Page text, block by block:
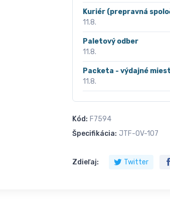
Kuriér (prepravná
11.8.
Paletový odber
11.8.
Packeta - výdajné
11.8.
Kód: F7594
Špecifikácia: JTF-OV-107
Zdieľaj: Twitter